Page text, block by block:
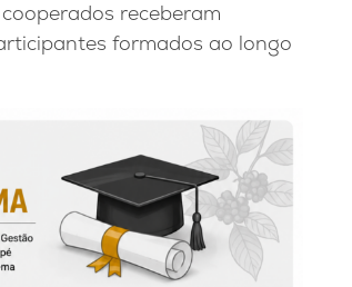
receberam
formados ao longo